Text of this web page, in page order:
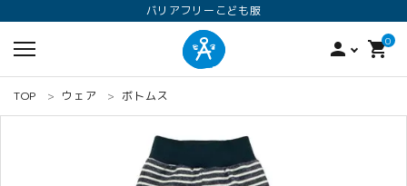
バリアフリーこども服
person 0
shopping_cart
TOP ウェア ボトムス